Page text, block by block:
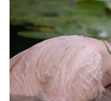
susulan
termasuk
Penyelamat
bantuan